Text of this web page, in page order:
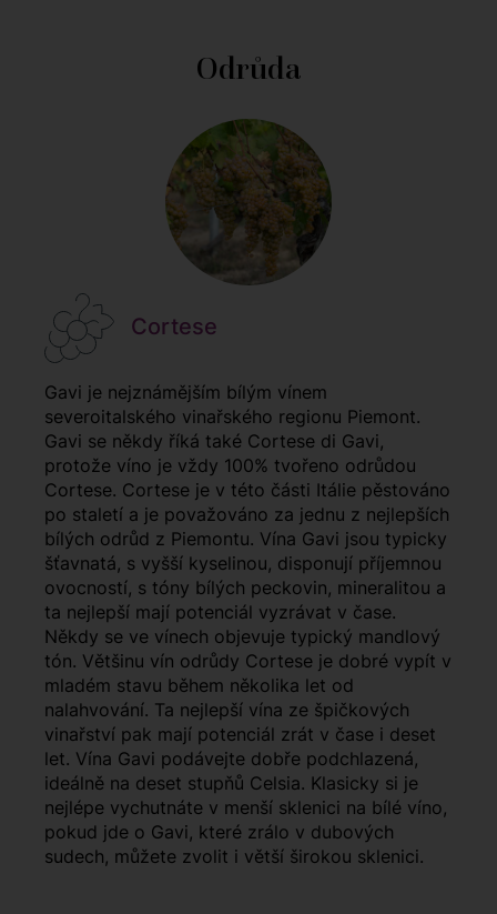
Odrůda
Cortese
Gavi je nejznámějším bílým vínem
severoitalského vinařského regionu Piemont.
Gavi se někdy říká také Cortese di Gavi,
protože víno je vždy 100% tvořeno odrůdou
Cortese. Cortese je v této části Itálie pěstováno
po staletí a je považováno za jednu z nejlepších
bílých odrůd z Piemontu. Vína Gavi jsou typicky
šťavnatá, s vyšší kyselinou, disponují příjemnou
ovocností, s tóny bílých peckovin, mineralitou a
ta nejlepší mají potenciál vyzrávat v čase.
Někdy se ve vínech objevuje typický mandlový
tón. Většinu vín odrůdy Cortese je dobré vypít v
mladém stavu během několika let od
nalahvování. Ta nejlepší vína ze špičkových
vinařství pak mají potenciál zrát v čase i deset
let. Vína Gavi podávejte dobře podchlazená,
ideálně na deset stupňů Celsia. Klasicky si je
nejlépe vychutnáte v menší sklenici na bílé víno,
pokud jde o Gavi, které zrálo v dubových
sudech, můžete zvolit i větší širokou sklenici.